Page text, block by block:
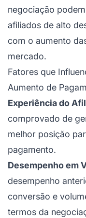
negociação
afiliados de alto
com o aumento
mercado.
Fatores que
Aumento de
Experiência do
comprovado de
melhor posição
pagamento.
Desempenho em
desempenho
conversão e
termos da